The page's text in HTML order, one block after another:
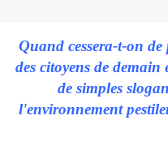
Quand cessera-t-on
des citoyens de
de simples
l'environnement